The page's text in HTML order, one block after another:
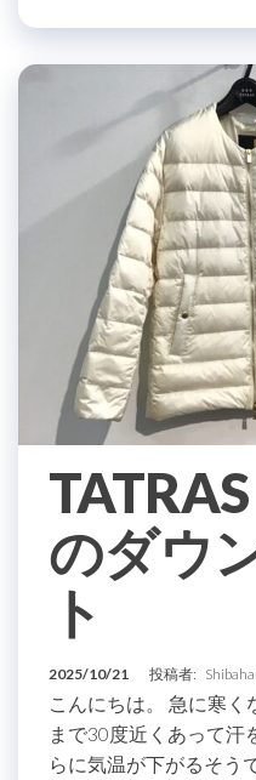
のダウ
ト
2025/10/21 投稿者:
こんにちは。 急に寒
まで30度近くあって汗
らに気温が下がるそう